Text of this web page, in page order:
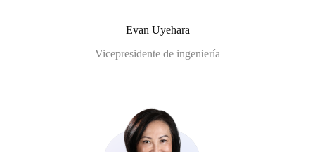
Evan Uyehara
Vicepresidente de ingeniería